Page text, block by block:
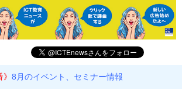
》8月のイベント、セミナー情報